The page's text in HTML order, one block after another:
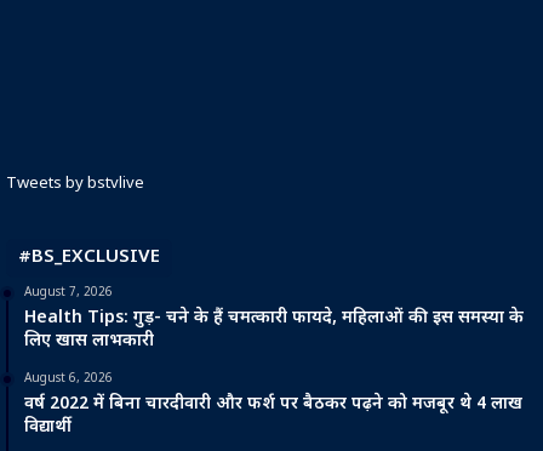
Tweets by bstvlive
#BS_EXCLUSIVE
August 7, 2026
Health Tips: गुड़- चने के हैं चमत्कारी फायदे, महिलाओं की इस समस्या के
लिए खास लाभकारी
August 6, 2026
वर्ष 2022 में बिना चारदीवारी और फर्श पर बैठकर पढ़ने को मजबूर थे 4 लाख
विद्यार्थी